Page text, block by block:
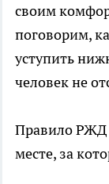
своим
поговорим,
уступить
человек не
Правило РЖД
месте, за